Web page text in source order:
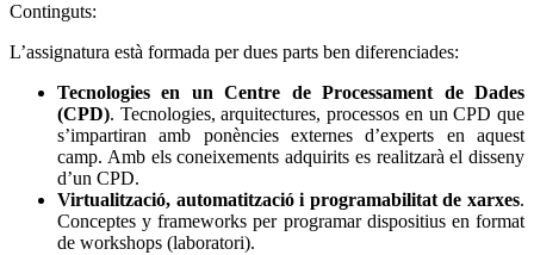
Continguts:
L’assignatura està formada per dues parts ben diferenciades:
Tecnologies en un Centre de Processament de Dades
(CPD). Tecnologies, arquitectures, processos en un CPD que
s’impartiran amb ponències externes d’experts en aquest
camp. Amb els coneixements adquirits es realitzarà el disseny
d’un CPD.
Virtualització, automatització i programabilitat de xarxes.
Conceptes y frameworks per programar dispositius en format
de workshops (laboratori).